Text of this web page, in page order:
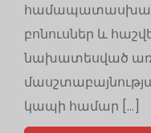
բոնուսներ և
նախատեսված
կապի համար […]